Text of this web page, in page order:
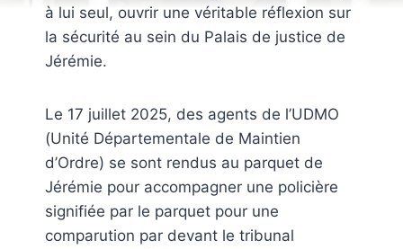
à lui seul, ouvrir une véritable réflexion sur
la sécurité au sein du Palais de justice de
Jérémie.
Le 17 juillet 2025, des agents de l’UDMO
(Unité Départementale de Maintien
d’Ordre) se sont rendus au parquet de
Jérémie pour accompagner une policière
signifiée par le parquet pour une
comparution par devant le tribunal